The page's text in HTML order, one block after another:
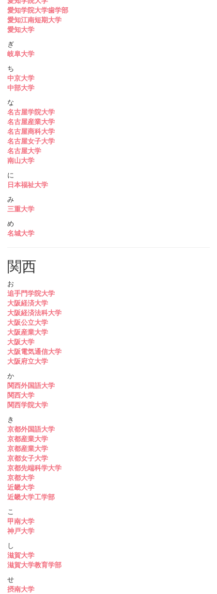
愛知学院大学歯学部
愛知江南短期大学
愛知大学
ぎ
岐阜大学
ち
中京大学
中部大学
な
名古屋学院大学
名古屋産業大学
名古屋商科大学
名古屋女子大学
名古屋大学
南山大学
に
日本福祉大学
み
三重大学
め
名城大学
関西
お
追手門学院大学
大阪経済大学
大阪経済法科大学
大阪公立大学
大阪産業大学
大阪大学
大阪電気通信大学
大阪府立大学
か
関西外国語大学
関西大学
関西学院大学
き
京都外国語大学
京都産業大学
京都産業大学
京都女子大学
京都先端科学大学
京都大学
近畿大学
近畿大学工学部
こ
甲南大学
神戸大学
し
滋賀大学
滋賀大学教育学部
せ
摂南大学